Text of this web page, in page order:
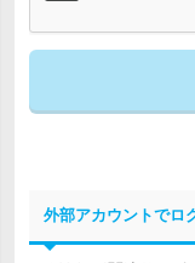
外部アカウントでロ